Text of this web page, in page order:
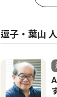
逗子・葉山